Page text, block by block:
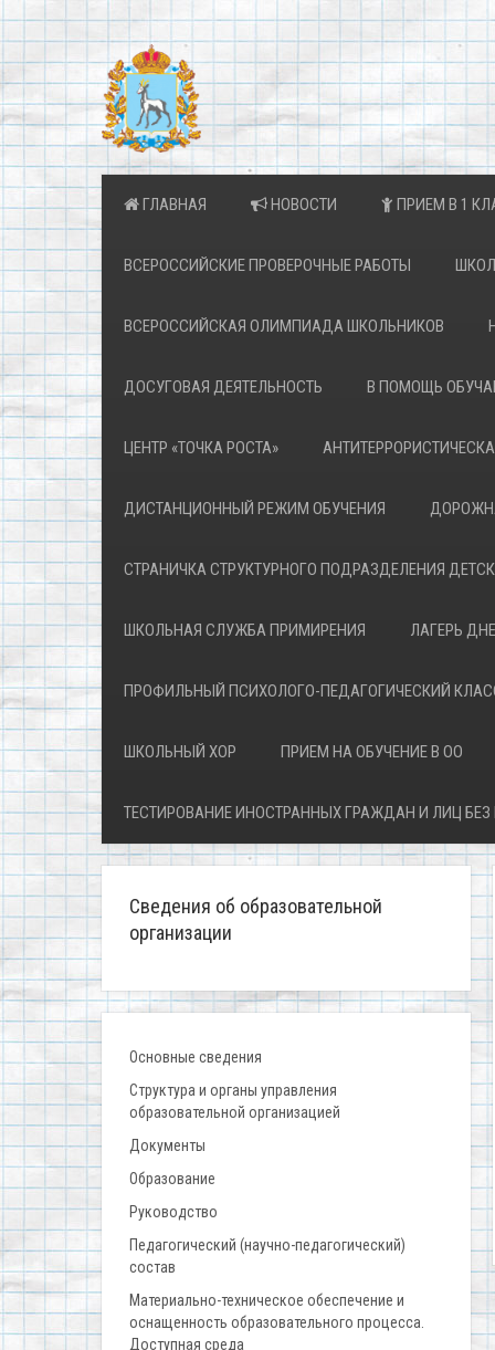
ГЛАВНАЯ НОВОСТИ ПРИЕМ В 1
ВСЕРОССИЙСКИЕ ПРОВЕРОЧНЫЕ РАБОТЫ
ВСЕРОССИЙСКАЯ ОЛИМПИАДА ШКОЛЬНИКОВ
ДОСУГОВАЯ ДЕЯТЕЛЬНОСТЬ В ПОМОЩЬ
ЦЕНТР «ТОЧКА РОСТА»
ДИСТАНЦИОННЫЙ РЕЖИМ ОБУЧЕНИЯ
СТРАНИЧКА СТРУКТУРНОГО ПОДРАЗДЕЛЕНИЯ
ШКОЛЬНАЯ СЛУЖБА ПРИМИРЕНИЯ ЛАГЕРЬ
ПРОФИЛЬНЫЙ ПСИХОЛОГО-ПЕДАГОГИЧЕСКИЙ
ШКОЛЬНЫЙ ХОР ПРИЕМ НА ОБУЧЕНИЕ В ОО
ТЕСТИРОВАНИЕ ИНОСТРАННЫХ ГРАЖДАН И ЛИЦ
Сведения об образовательной
организации
Основные сведения
Структура и органы управления
образовательной организацией
Документы
Образование
Руководство
Педагогический (научно-педагогический)
состав
Материально-техническое обеспечение и
оснащенность образовательного процесса.
Доступная среда